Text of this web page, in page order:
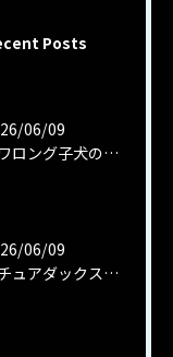
Posts
06/09
チワワロング子犬の健康管理法とは
06/09
ミニチュアダックスフンドロング子犬の魅力と育成法